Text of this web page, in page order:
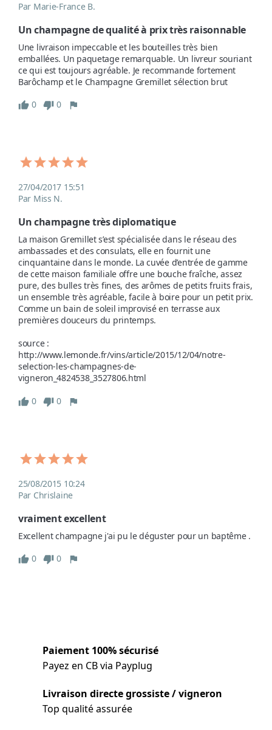
Par Marie-France B.
Un champagne de qualité à prix très raisonnable
Une livraison impeccable et les bouteilles très bien
emballées. Un paquetage remarquable. Un livreur souriant
ce qui est toujours agréable. Je recommande fortement
Barôchamp et le Champagne Gremillet sélection brut
0
0
27/04/2017 15:51
Par Miss N.
Un champagne très diplomatique
La maison Gremillet s’est spécialisée dans le réseau des
ambassades et des consulats, elle en fournit une
cinquantaine dans le monde. La cuvée d’entrée de gamme
de cette maison familiale offre une bouche fraîche, assez
pure, des bulles très fines, des arômes de petits fruits frais,
un ensemble très agréable, facile à boire pour un petit prix.
Comme un bain de soleil improvisé en terrasse aux
premières douceurs du printemps.
source :
http://www.lemonde.fr/vins/article/2015/12/04/notre-
selection-les-champagnes-de-
vigneron_4824538_3527806.html
0
0
25/08/2015 10:24
Par Chrislaine
vraiment excellent
Excellent champagne j'ai pu le déguster pour un baptême .
0
0
Paiement 100% sécurisé
Payez en CB via Payplug
Livraison directe grossiste / vigneron
Top qualité assurée